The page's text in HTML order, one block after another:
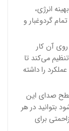
انرژی،
گردوغبار و
آن کار
می‌کند تا
را داشته
صدای این
می‌شود بتوانید در هر
برای